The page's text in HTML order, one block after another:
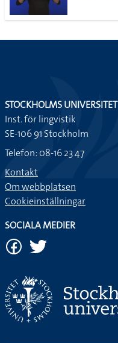
STOCKHOLMS UNIVERSITET
Inst. för lingvistik
SE-106 91 Stockholm
Telefon: 08-16 23 47
Kontakt
Om webbplatsen
Cookieinställningar
SOCIALA MEDIER